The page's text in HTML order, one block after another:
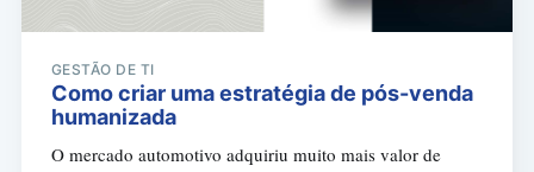
GESTÃO DE TI
Como criar uma estratégia de pós-venda
humanizada
O mercado automotivo adquiriu muito mais valor de